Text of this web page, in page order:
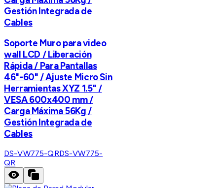
Gestión Integrada de
Cables
Soporte Muro para video
wall LCD / Liberación
Rápida / Para Pantallas
46"-60" / Ajuste Micro Sin
Herramientas XYZ 1.5" /
VESA 600x400 mm /
Carga Máxima 56Kg /
Gestión Integrada de
Cables
DS-VW775-QRDS-VW775-
QR